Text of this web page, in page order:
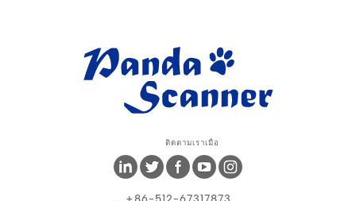
ติดตามเราเมื่อ